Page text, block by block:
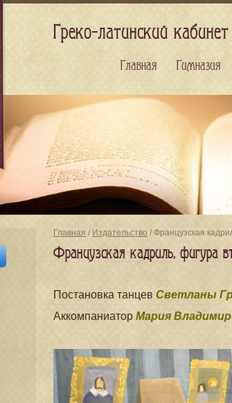
Главная / Издательство / Французская
Французская кадриль, фигура
Постановка танцев Светланы
Аккомпаниатор Мария
Греко-латинский
Главная Гимназия